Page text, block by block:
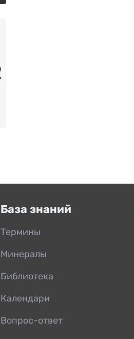
База знаний
Термины
Минералы
Библиотека
Календари
Вопрос-ответ